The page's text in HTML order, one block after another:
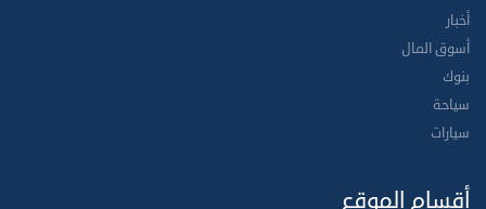
أخبار
أسوق المال
بنوك
سياحة
سيارات
أقسام الموقع